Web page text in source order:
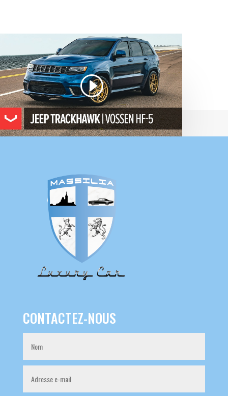
CONTACTEZ-NOUS